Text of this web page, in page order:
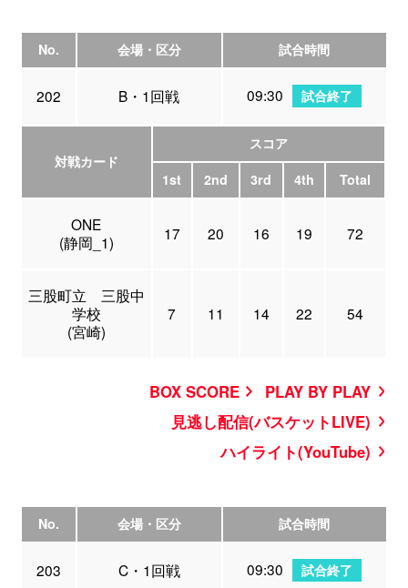
No. 会場・区分 試合時間
202 B・1回戦 09:30 試合終了
対戦カード
スコア
1st
2nd 3rd 4th Total
ONE
(静岡_1)
17 20 16 19 72
三股町立 三股中
学校
(宮崎)
7 11 14 22 54
BOX SCORE
PLAY BY PLAY
見逃し配信(バスケットLIVE)
ハイライト(YouTube)
No. 会場・区分 試合時間
203 C・1回戦 09:30 試合終了